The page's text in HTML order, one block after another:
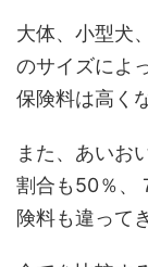
大体、小型犬
のサイズによ
保険料は高く
また、あいお
割合も50％、
険料も違って